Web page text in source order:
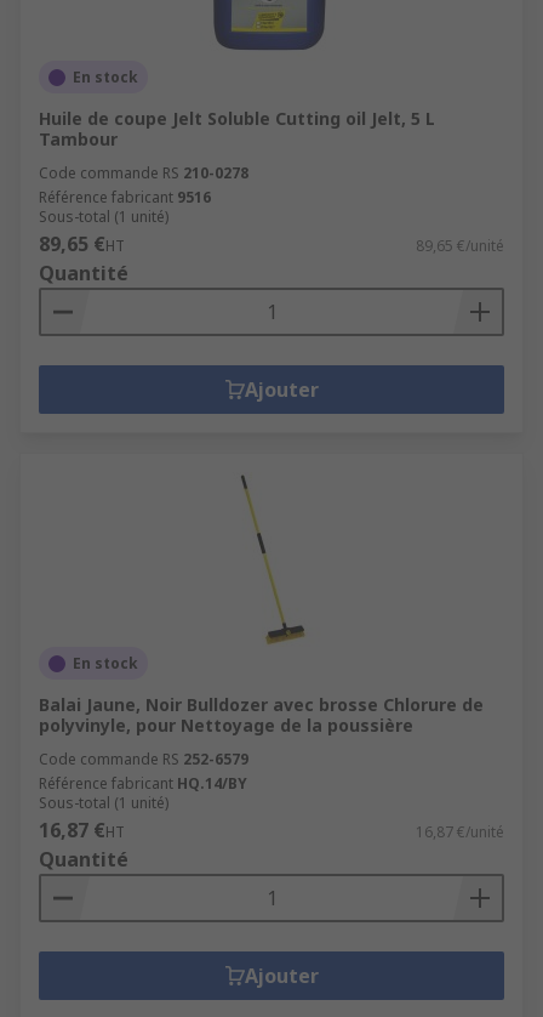
En stock
Huile de coupe Jelt Soluble Cutting oil Jelt, 5 L
Tambour
Code commande RS 210-0278
Référence fabricant 9516
Sous-total (1 unité)
89,65 €HT 89,65 €/unité
Quantité
Ajouter
En stock
Balai Jaune, Noir Bulldozer avec brosse Chlorure de
polyvinyle, pour Nettoyage de la poussière
Code commande RS 252-6579
Référence fabricant HQ.14/BY
Sous-total (1 unité)
16,87 €HT 16,87 €/unité
Quantité
Ajouter